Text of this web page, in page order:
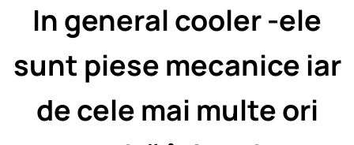
In general cooler -ele
sunt piese mecanice iar
de cele mai multe ori